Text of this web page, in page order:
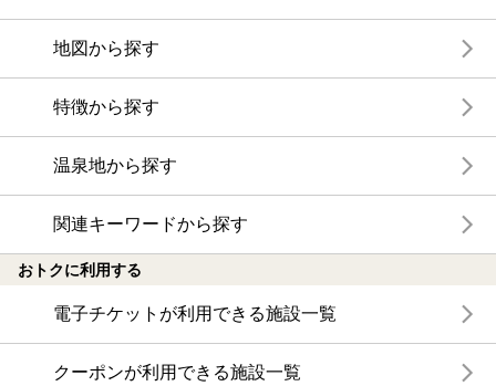
地図から探す
特徴から探す
温泉地から探す
関連キーワードから探す
おトクに利用する
電子チケットが利用できる施設一覧
クーポンが利用できる施設一覧